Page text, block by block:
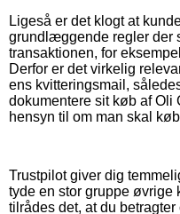
Ligeså er det klogt at
grundlæggende regler der
transaktionen, for
Derfor er det virkelig
ens kvitteringsmail,
dokumentere sit køb af Oli
hensyn til om man skal
Trustpilot giver dig
tyde en stor gruppe øvrige
tilrådes det, at du